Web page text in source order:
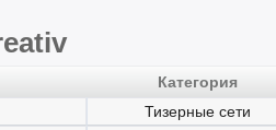
Категория
Тизерные сети